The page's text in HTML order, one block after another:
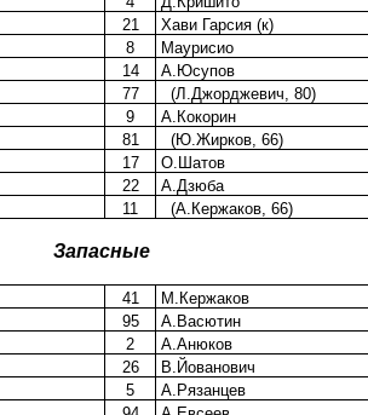
21
Хави Гарсия (к)
8
Маурисио
14
А.Юсупов
77
(Л.Джорджевич, 80)
9
А.Кокорин
81
(Ю.Жирков, 66)
17
О.Шатов
22
А.Дзюба
11 (А.Кержаков, 66)
Запасные
41
М.Кержаков
95
А.Васютин
2
А.Анюков
26
В.Йованович
5
А.Рязанцев